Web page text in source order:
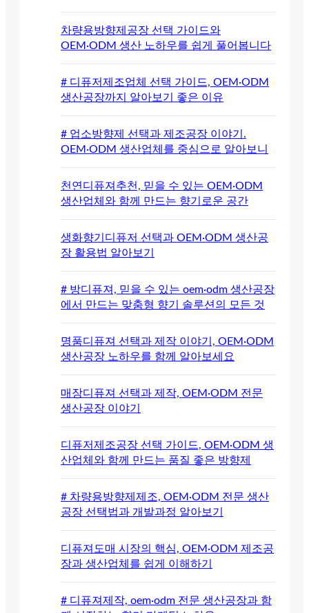
차량용방향제공장 선택 가이드와
OEM·ODM 생산 노하우를 쉽게 풀어봅니다
# 디퓨저제조업체 선택 가이드, OEM·ODM
생산공장까지 알아보기 좋은 이유
# 업소방향제 선택과 제조공장 이야기.
OEM·ODM 생산업체를 중심으로 알아보니
천연디퓨져추천, 믿을 수 있는 OEM·ODM
생산업체와 함께 만드는 향기로운 공간
생화향기디퓨저 선택과 OEM·ODM 생산공
장 활용법 알아보기
# 방디퓨져, 믿을 수 있는 oem·odm 생산공장
에서 만드는 맞춤형 향기 솔루션의 모든 것
명품디퓨져 선택과 제작 이야기, OEM·ODM
생산공장 노하우를 함께 알아보세요
매장디퓨져 선택과 제작, OEM·ODM 전문
생산공장 이야기
디퓨저제조공장 선택 가이드, OEM·ODM 생
산업체와 함께 만드는 품질 좋은 방향제
# 차량용방향제제조, OEM·ODM 전문 생산
공장 선택법과 개발과정 알아보기
디퓨져도매 시장의 핵심, OEM·ODM 제조공
장과 생산업체를 쉽게 이해하기
# 디퓨져제작, oem·odm 전문 생산공장과 함